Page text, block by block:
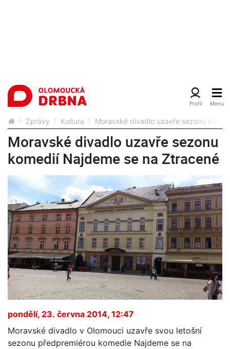
Zprávy Kultura Moravské divadlo uzavře sezonu
Moravské divadlo uzavře sezonu
komedií Najdeme se na Ztracené
pondělí, 23. června 2014, 12:47
Moravské divadlo v Olomouci uzavře svou letošní
sezonu předpremiérou komedie Najdeme se na